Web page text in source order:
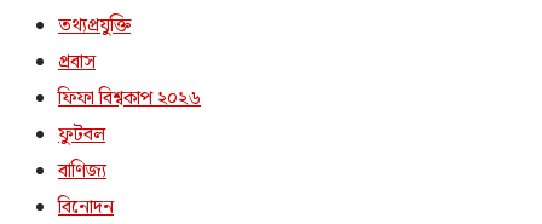
তথ্যপ্রযুক্তি
প্রবাস
ফিফা বিশ্বকাপ ২০২৬
ফুটবল
বাণিজ্য
বিনোদন